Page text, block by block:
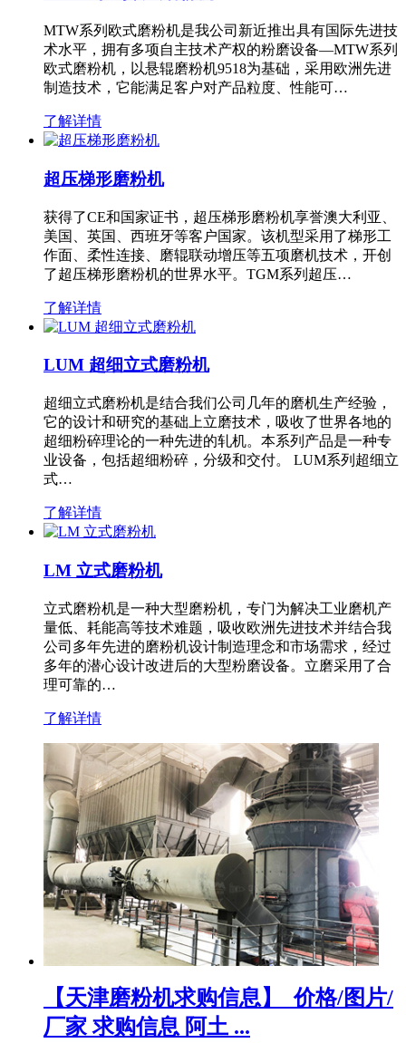
MTW系列欧式磨粉机是我公司新近推出具有国际先进技
术水平，拥有多项自主技术产权的粉磨设备—MTW系列
欧式磨粉机，以悬辊磨粉机9518为基础，采用欧洲先进
制造技术，它能满足客户对产品粒度、性能可…
了解详情
超压梯形磨粉机
获得了CE和国家证书，超压梯形磨粉机享誉澳大利亚、
美国、英国、西班牙等客户国家。该机型采用了梯形工
作面、柔性连接、磨辊联动增压等五项磨机技术，开创
了超压梯形磨粉机的世界水平。TGM系列超压…
了解详情
LUM 超细立式磨粉机
超细立式磨粉机是结合我们公司几年的磨机生产经验，
它的设计和研究的基础上立磨技术，吸收了世界各地的
超细粉碎理论的一种先进的轧机。本系列产品是一种专
业设备，包括超细粉碎，分级和交付。 LUM系列超细立
式…
了解详情
LM 立式磨粉机
立式磨粉机是一种大型磨粉机，专门为解决工业磨机产
量低、耗能高等技术难题，吸收欧洲先进技术并结合我
公司多年先进的磨粉机设计制造理念和市场需求，经过
多年的潜心设计改进后的大型粉磨设备。立磨采用了合
理可靠的…
了解详情
【天津磨粉机求购信息】_价格/图片/
厂家 求购信息 阿土 ...